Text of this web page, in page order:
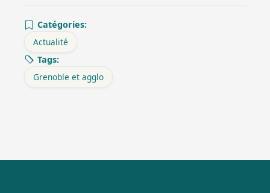
Catégories:
Actualité
Tags:
Grenoble et agglo